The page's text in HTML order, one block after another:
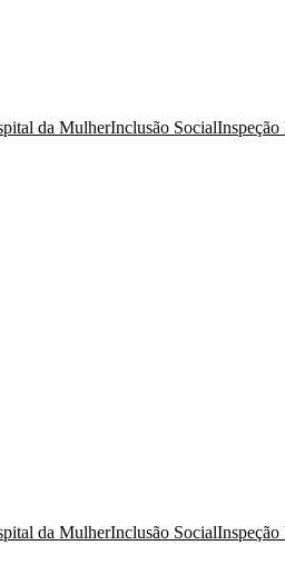
da MulherInclusão SocialInspeção
da MulherInclusão SocialInspeção